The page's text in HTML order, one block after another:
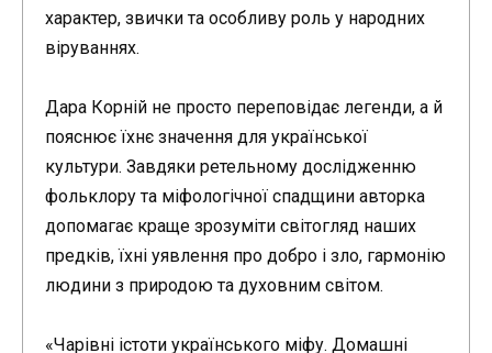
характер, звички та особливу роль у народних
віруваннях.
Дара Корній не просто переповідає легенди, а й
пояснює їхнє значення для української
культури. Завдяки ретельному дослідженню
фольклору та міфологічної спадщини авторка
допомагає краще зрозуміти світогляд наших
предків, їхні уявлення про добро і зло, гармонію
людини з природою та духовним світом.
«Чарівні істоти українського міфу. Домашні